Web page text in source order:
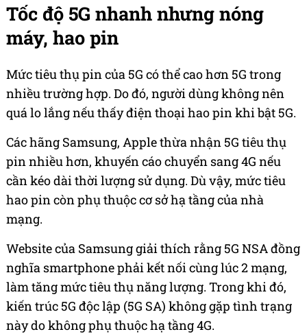
Tốc độ 5G nhanh nhưng nóng
máy, hao pin
Mức tiêu thụ pin của 5G có thể cao hơn 5G trong
nhiều trường hợp. Do đó, người dùng không nên
quá lo lắng nếu thấy điện thoại hao pin khi bật 5G.
Các hãng Samsung, Apple thừa nhận 5G tiêu thụ
pin nhiều hơn, khuyến cáo chuyển sang 4G nếu
cần kéo dài thời lượng sử dụng. Dù vậy, mức tiêu
hao pin còn phụ thuộc cơ sở hạ tầng của nhà
mạng.
Website của Samsung giải thích rằng 5G NSA đồng
nghĩa smartphone phải kết nối cùng lúc 2 mạng,
làm tăng mức tiêu thụ năng lượng. Trong khi đó,
kiến trúc 5G độc lập (5G SA) không gặp tình trạng
này do không phụ thuộc hạ tầng 4G.